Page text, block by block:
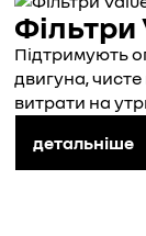
Фільтри
Підтримують
двигуна, чисте
витрати на
детальніше